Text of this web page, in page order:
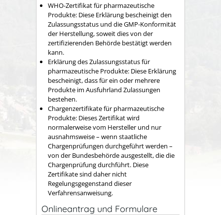
WHO-Zertifikat für pharmazeutische
Produkte: Diese Erklärung bescheinigt den
Zulassungsstatus und die GMP-Konformität
der Herstellung, soweit dies von der
zertifizierenden Behörde bestätigt werden
kann.
Erklärung des Zulassungsstatus für
pharmazeutische Produkte: Diese Erklärung
bescheinigt, dass für ein oder mehrere
Produkte im Ausfuhrland Zulassungen
bestehen.
Chargenzertifikate für pharmazeutische
Produkte: Dieses Zertifikat wird
normalerweise vom Hersteller und nur
ausnahmsweise – wenn staatliche
Chargenprüfungen durchgeführt werden –
von der Bundesbehörde ausgestellt, die die
Chargenprüfung durchführt. Diese
Zertifikate sind daher nicht
Regelungsgegenstand dieser
Verfahrensanweisung.
Onlineantrag und Formulare